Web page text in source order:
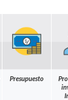
Presupuesto